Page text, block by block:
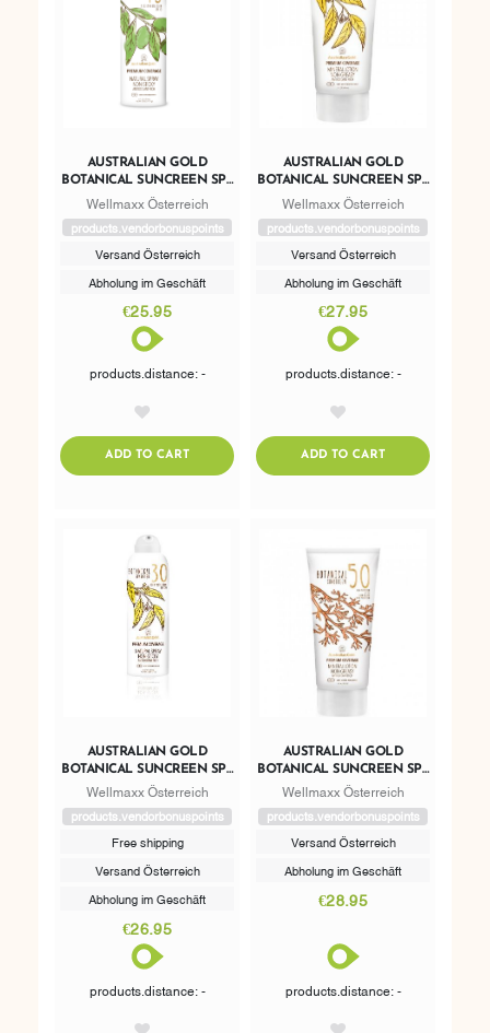
AUSTRALIAN GOLD
BOTANICAL SUNCREEN SPF
15 NATURAL SPRAY
Wellmaxx Österreich
products.vendorbonuspoints
Versand Österreich
Abholung im Geschäft
€25.95
products.distance: -
ADD TO CARTADDTOCART
AUSTRALIAN GOLD
BOTANICAL SUNCREEN SPF
30 MINERAL LOTION
Wellmaxx Österreich
products.vendorbonuspoints
Versand Österreich
Abholung im Geschäft
€27.95
products.distance: -
ADD TO CARTADDTOCART
AUSTRALIAN GOLD
BOTANICAL SUNCREEN SPF
30 NATURAL SPRAY
Wellmaxx Österreich
products.vendorbonuspoints
Free shipping
Versand Österreich
Abholung im Geschäft
€26.95
products.distance: -
AUSTRALIAN GOLD
BOTANICAL SUNCREEN SPF
50 MINERAL LOTION
Wellmaxx Österreich
products.vendorbonuspoints
Versand Österreich
Abholung im Geschäft
€28.95
products.distance: -